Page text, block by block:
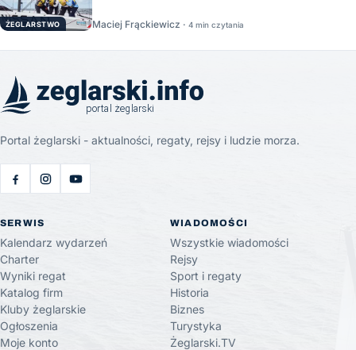
ŻEGLARSTWO Maciej Frąckiewicz · 4 min czytania
Portal żeglarski - aktualności, regaty, rejsy i ludzie morza.
SERWIS
Kalendarz wydarzeń
Charter
Wyniki regat
Katalog firm
Kluby żeglarskie
Ogłoszenia
Moje konto
WIADOMOŚCI
Wszystkie wiadomości
Rejsy
Sport i regaty
Historia
Biznes
Turystyka
Żeglarski.TV